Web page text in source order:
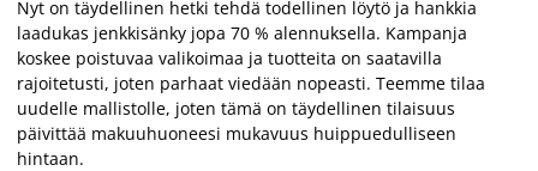
Nyt on täydellinen hetki tehdä todellinen löytö ja hankkia
laadukas jenkkisänky jopa 70 % alennuksella. Kampanja
koskee poistuvaa valikoimaa ja tuotteita on saatavilla
rajoitetusti, joten parhaat viedään nopeasti. Teemme tilaa
uudelle mallistolle, joten tämä on täydellinen tilaisuus
päivittää makuuhuoneesi mukavuus huippuedulliseen
hintaan.